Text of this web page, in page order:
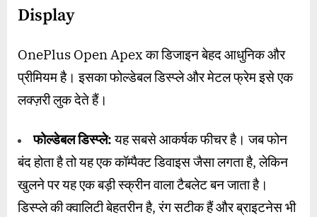
Display
OnePlus Open Apex का डिजाइन बेहद आधुनिक और
प्रीमियम है। इसका फोल्डेबल डिस्प्ले और मेटल फ्रेम इसे एक
लक्ज़री लुक देते हैं।
फोल्डेबल डिस्प्ले:यह सबसे आकर्षक फीचर है। जब फोन
बंद होता है तो यह एक कॉम्पैक्ट डिवाइस जैसा लगता है, लेकिन
खुलने पर यह एक बड़ी स्क्रीन वाला टैबलेट बन जाता है।
डिस्प्ले की क्वालिटी बेहतरीन है, रंग सटीक हैं और ब्राइटनेस भी